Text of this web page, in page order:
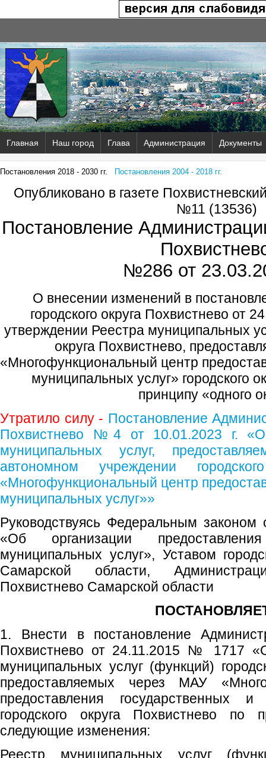
Главная Наш город Глава Администрация Документы
Постановления 2018 - 2030 гг. Постановления 2004 - 2018 гг.
Опубликовано в газете
№11 (13536)
Постановление
№286 от
О внесении изменений в
городского округа Похвистнево от
утверждении Реестра муниципальных
округа Похвистнево,
«Многофункциональный центр
муниципальных услуг» городского
принципу «одного
Утратило силу - Постановление
Похвистнево №4 от 10.01.2023 г.
муниципальных услуг,
автономном учреждении
«Многофункциональный центр
муниципальных услуг»»
Руководствуясь Федеральным
«Об организации
муниципальных услуг», Уставом
Самарской области,
Похвистнево Самарской области
1. Внести в постановление
Похвистнево от 24.11.2015 № 1717
муниципальных услуг (функций)
предоставляемых через МАУ
предоставления государственных
городского округа Похвистнево по
следующие изменения:
Реестр муниципальных услуг